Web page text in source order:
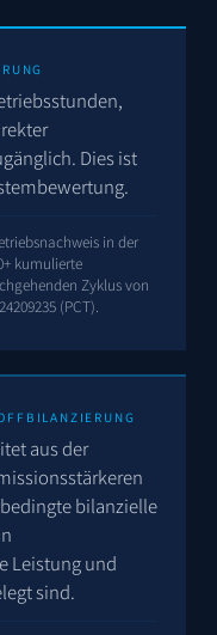
Dies ist
in der
kumulierte
Zyklus von
(PCT).
aus der
bilanzielle
Leistung und
sind.